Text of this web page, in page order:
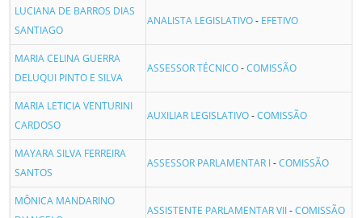
LUCIANA DE BARROS DIAS
SANTIAGO
ANALISTA LEGISLATIVO- EFETIVO
MARIA CELINA GUERRA
DELUQUI PINTO E SILVA
ASSESSOR TÉCNICO-COMISSÃO
MARIA LETICIA VENTURINI
CARDOSO
AUXILIAR LEGISLATIVO-COMISSÃO
MAYARA SILVA FERREIRA
SANTOS
ASSESSOR PARLAMENTAR I-COMISSÃO
MÔNICA MANDARINO
ASSISTENTE PARLAMENTAR VII-COMISSÃO